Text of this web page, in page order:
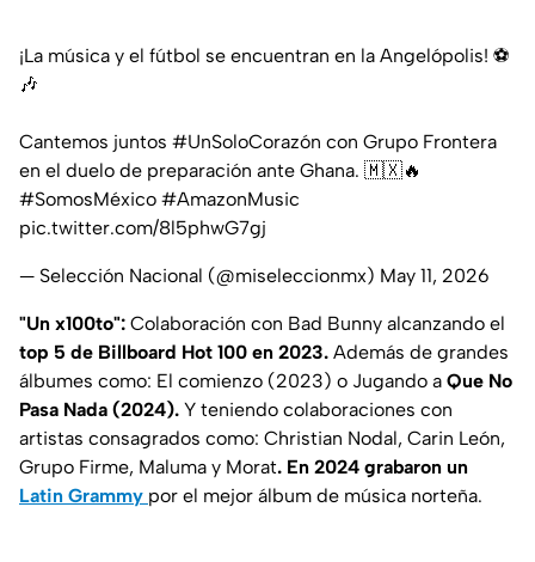
¡La música y el fútbol se encuentran en la Angelópolis! ⚽️
🎶
Cantemos juntos #UnSoloCorazón con Grupo Frontera
en el duelo de preparación ante Ghana. 🇲🇽🔥
#SomosMéxico #AmazonMusic
pic.twitter.com/8l5phwG7gj
— Selección Nacional (@miseleccionmx) May 11, 2026
"Un x100to": Colaboración con Bad Bunny alcanzando el
top 5 de Billboard Hot 100 en 2023. Además de grandes
álbumes como: El comienzo (2023) o Jugando a Que No
Pasa Nada (2024). Y teniendo colaboraciones con
artistas consagrados como: Christian Nodal, Carin León,
Grupo Firme, Maluma y Morat. En 2024 grabaron un
Latin Grammy por el mejor álbum de música norteña.